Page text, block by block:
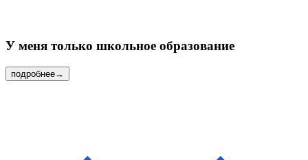
У меня только школьное образование
подробнее→